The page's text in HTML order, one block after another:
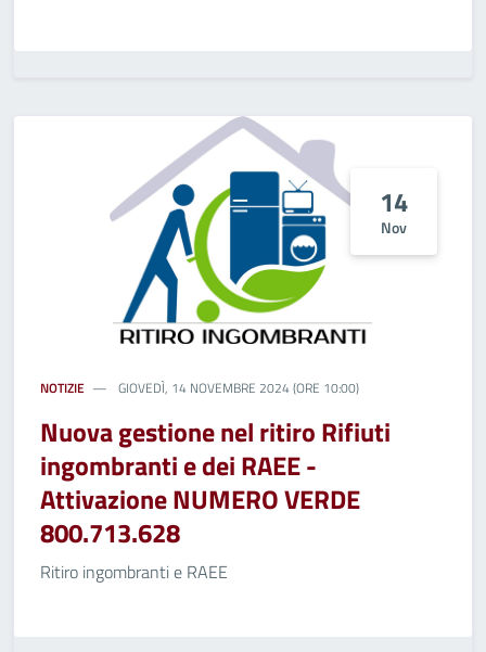
14
Nov
NOTIZIE GIOVEDÌ, 14 NOVEMBRE 2024 (ORE 10:00)
Nuova gestione nel ritiro Rifiuti
ingombranti e dei RAEE -
Attivazione NUMERO VERDE
800.713.628
Ritiro ingombranti e RAEE